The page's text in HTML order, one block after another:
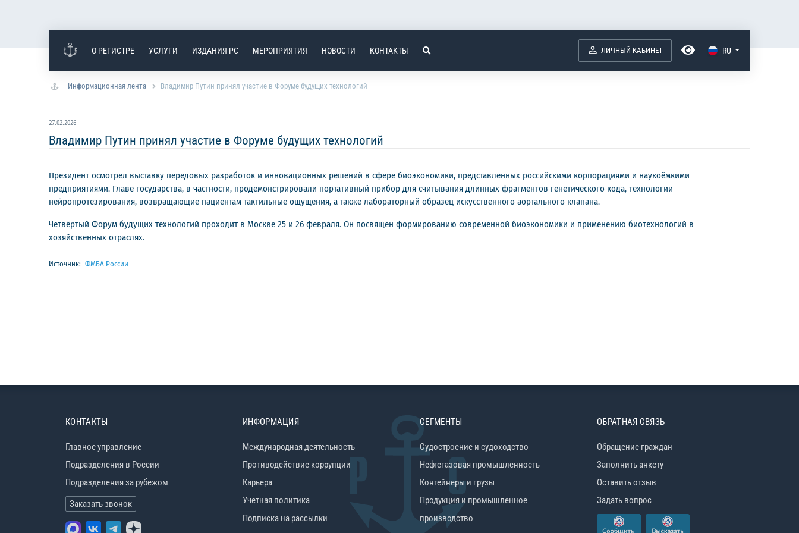
О РЕГИСТРЕ УСЛУГИ ИЗДАНИЯ РС МЕРОПРИЯТИЯ НОВОСТИ КОНТАКТЫ ЛИЧНЫЙ КАБИНЕТ RU
Информационная лента Владимир Путин принял участие в Форуме будущих технологий
27.02.2026
Владимир Путин принял участие в Форуме будущих технологий
Президент осмотрел выставку передовых разработок и инновационных решений в сфере биоэкономики, представленных российскими корпорациями и наукоёмкими
предприятиями. Главе государства, в частности, продемонстрировали портативный прибор для считывания длинных фрагментов генетического кода, технологии
нейропротезирования, возвращающие пациентам тактильные ощущения, а также лабораторный образец искусственного аортального клапана.
Четвёртый Форум будущих технологий проходит в Москве 25 и 26 февраля. Он посвящён формированию современной биоэкономики и применению биотехнологий в
хозяйственных отраслях.
Источник: ФМБА России
КОНТАКТЫ
Главное управление
Подразделения в России
Подразделения за рубежом
Заказать звонок
ИНФОРМАЦИЯ
Международная деятельность
Противодействие коррупции
Карьера
Учетная политика
Подписка на рассылки
СЕГМЕНТЫ
Судостроение и судоходство
Нефтегазовая промышленность
Контейнеры и грузы
Продукция и промышленное
производство
ОБРАТНАЯ СВЯЗЬ
Обращение граждан
Заполнить анкету
Оставить отзыв
Задать вопрос